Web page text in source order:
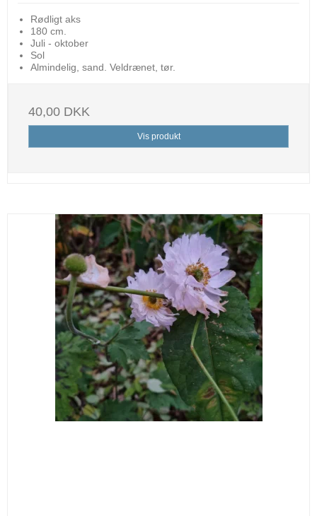
Rødligt aks
180 cm.
Juli - oktober
Sol
Almindelig, sand. Veldrænet, tør.
40,00 DKK
Vis produkt